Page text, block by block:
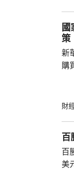
國
策
新
購
行
從
個
所
財
百
百
美